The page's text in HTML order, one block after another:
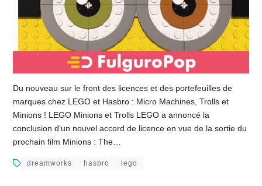
Du nouveau sur le front des licences et des portefeuilles de
marques chez LEGO et Hasbro : Micro Machines, Trolls et
Minions ! LEGO Minions et Trolls LEGO a annoncé la
conclusion d’un nouvel accord de licence en vue de la sortie du
prochain film Minions : The…
dreamworks hasbro lego